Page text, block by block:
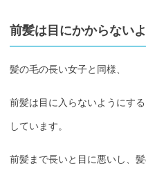
前髪は目にかからないよ
髪の毛の長い女子と同様、
前髪は目に入らないようにす
しています。
前髪まで長いと目に悪いし、